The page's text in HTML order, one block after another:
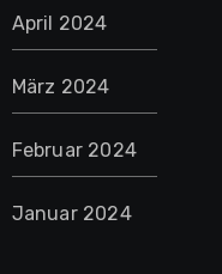
April 2024
März 2024
Februar 2024
Januar 2024